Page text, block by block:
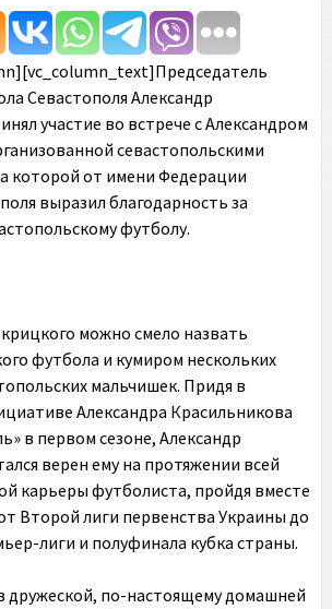
Севастополя Александр
участие во встрече с Александром
севастопольскими
которой от имени Федерации
выразил благодарность за
футболу.
можно смело назвать
футбола и кумиром нескольких
мальчишек. Придя в
Александра Красильникова
в первом сезоне, Александр
верен ему на протяжении всей
карьеры футболиста, пройдя вместе
Второй лиги первенства Украины до
лиги и полуфинала кубка страны.
дружеской, по-настоящему домашней